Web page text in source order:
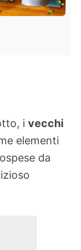
i vecchi
elementi
da